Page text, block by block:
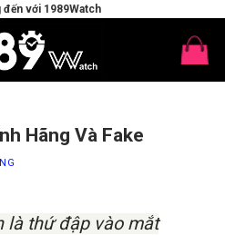
đến với 1989Watch
Hãng Và Fake
là thứ đập vào mắt